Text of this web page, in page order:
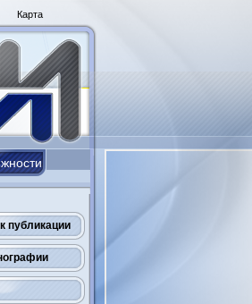
Карта
публикации